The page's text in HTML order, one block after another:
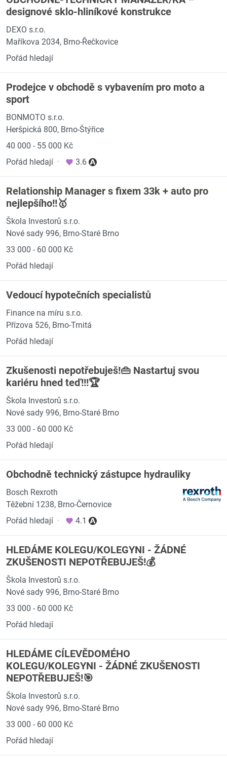
designové sklo-hliníkové konstrukce
DEXO s.r.o.
Maříkova 2034, Brno-Řečkovice
Pořád hledají
Prodejce v obchodě s vybavením pro moto a
sport
BONMOTO s.r.o.
Heršpická 800, Brno-Štýřice
40 000 - 55 000 Kč
Pořád hledají · 3.6
Relationship Manager s fixem 33k + auto pro
nejlepšího!!🥇
Škola Investorů s.r.o.
Nové sady 996, Brno-Staré Brno
33 000 - 60 000 Kč
Pořád hledají
Vedoucí hypotečních specialistů
Finance na míru s.r.o.
Přízova 526, Brno-Trnitá
Pořád hledají
Zkušenosti nepotřebuješ!👜 Nastartuj svou
kariéru hned teď!!!🏆
Škola Investorů s.r.o.
Nové sady 996, Brno-Staré Brno
33 000 - 60 000 Kč
Pořád hledají
Obchodně technický zástupce hydrauliky
Bosch Rexroth
Těžební 1238, Brno-Černovice
Pořád hledají · 4.1
HLEDÁME KOLEGU/KOLEGYNI - ŽÁDNÉ
ZKUŠENOSTI NEPOTŘEBUJEŠ!💰
Škola Investorů s.r.o.
Nové sady 996, Brno-Staré Brno
33 000 - 60 000 Kč
Pořád hledají
HLEDÁME CÍLEVĚDOMÉHO
KOLEGU/KOLEGYNI - ŽÁDNÉ ZKUŠENOSTI
NEPOTŘEBUJEŠ!🎯
Škola Investorů s.r.o.
Nové sady 996, Brno-Staré Brno
33 000 - 60 000 Kč
Pořád hledají